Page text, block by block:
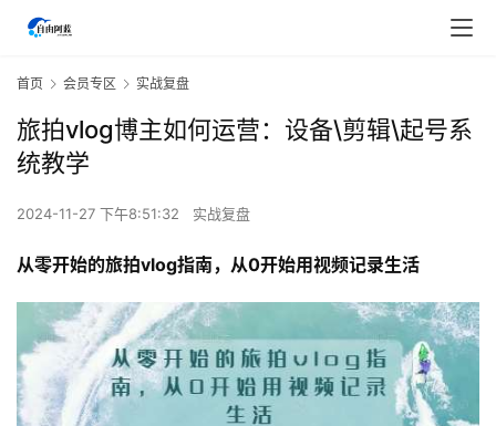
首页 会员专区 实战复盘
旅拍vlog博主如何运营：设备\剪辑\起号系
统教学
2024-11-27 下午8:51:32 实战复盘
从零开始的旅拍vlog指南，从0开始用视频记录生活